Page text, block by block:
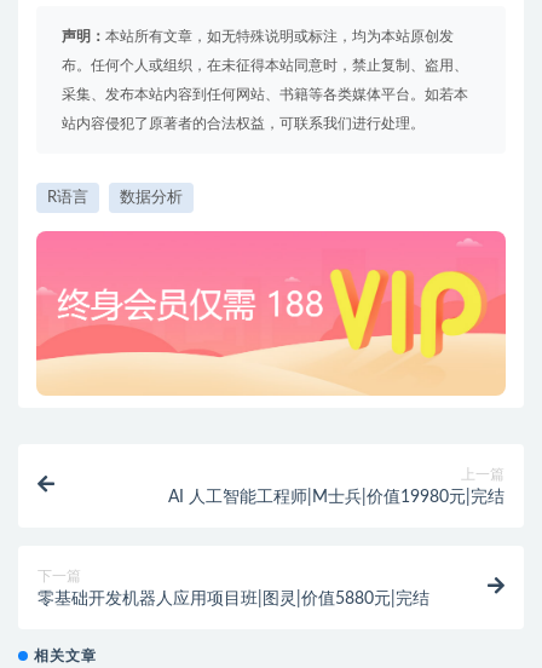
声明： 本站所有文章，如无特殊说明或标注，均为本站原创发
布。任何个人或组织，在未征得本站同意时，禁止复制、盗用、
采集、发布本站内容到任何网站、书籍等各类媒体平台。如若本
站内容侵犯了原著者的合法权益，可联系我们进行处理。
R语言 数据分析
上一篇
AI 人工智能工程师|M士兵|价值19980元|完结
下一篇
零基础开发机器人应用项目班|图灵|价值5880元|完结
相关文章